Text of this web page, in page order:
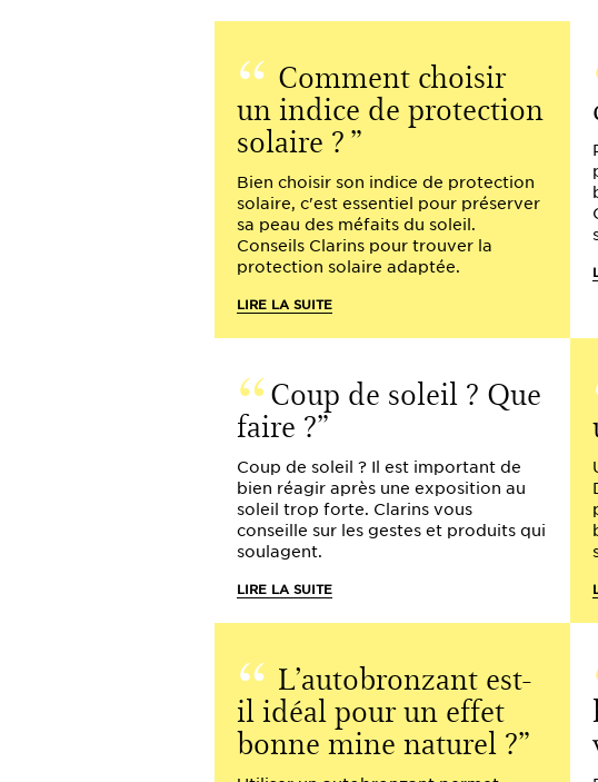
Comment choisir
un indice de protection
solaire ?
Bien choisir son indice de protection
solaire, c'est essentiel pour préserver
sa peau des méfaits du soleil.
Conseils Clarins pour trouver la
protection solaire adaptée.
LIRE LA SUITE
Coup de soleil ? Que
faire ?
Coup de soleil ? Il est important de
bien réagir après une exposition au
soleil trop forte. Clarins vous
conseille sur les gestes et produits qui
soulagent.
LIRE LA SUITE
L’autobronzant est-
il idéal pour un effet
bonne mine naturel ?